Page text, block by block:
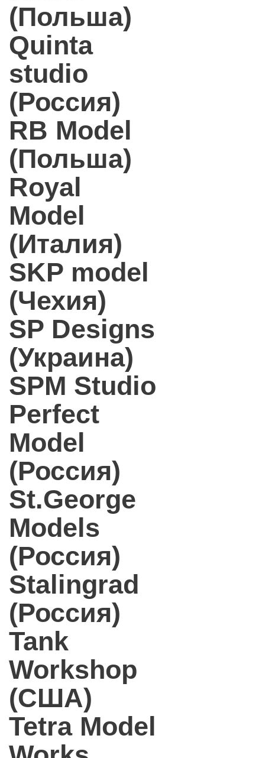
(Польша)
Quinta
studio
(Россия)
RB Model
(Польша)
Royal
Model
(Италия)
SKP model
(Чехия)
SP Designs
(Украина)
SPM Studio
Perfect
Model
(Россия)
St.George
Models
(Россия)
Stalingrad
(Россия)
Tank
Workshop
(США)
Tetra Model